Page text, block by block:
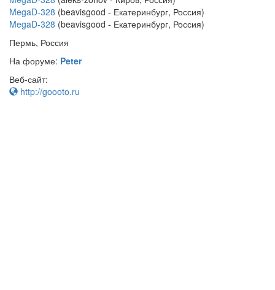
MegaD-328 (beavisgood - Екатеринбург, Россия)
MegaD-328 (beavisgood - Екатеринбург, Россия)
Пермь, Россия
На форуме: Peter
Веб-сайт:
http://goooto.ru